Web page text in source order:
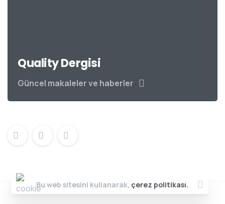
Quality Dergisi
Güncel makaleler ve haberler
Bu web sitesini kullanarak, çerez politikası.